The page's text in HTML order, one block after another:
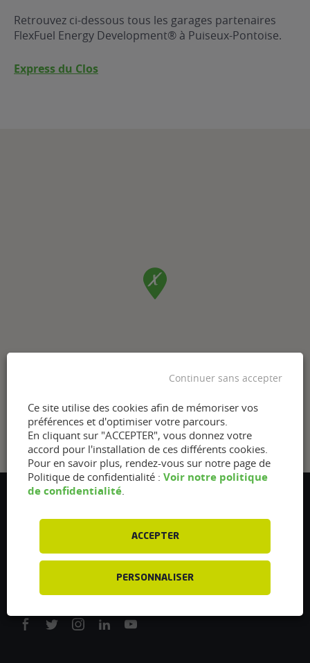
Retrouvez ci-dessous tous les garages partenaires
FlexFuel Energy Development® à Puiseux-Pontoise.
Express du Clos
5 avenue des Renardières
info@flexfuel-company.com
On
On
On
On
On
Ce site utilise des cookies afin de mémoriser vos
préférences et d'optimiser votre parcours.
En cliquant sur "ACCEPTER", vous donnez votre
accord pour l'installation de ces différents cookies.
Pour en savoir plus, rendez-vous sur notre page de
Politique de confidentialité : Voir notre politique
de confidentialité.
ACCEPTER
PERSONNALISER
Continuer sans accepter